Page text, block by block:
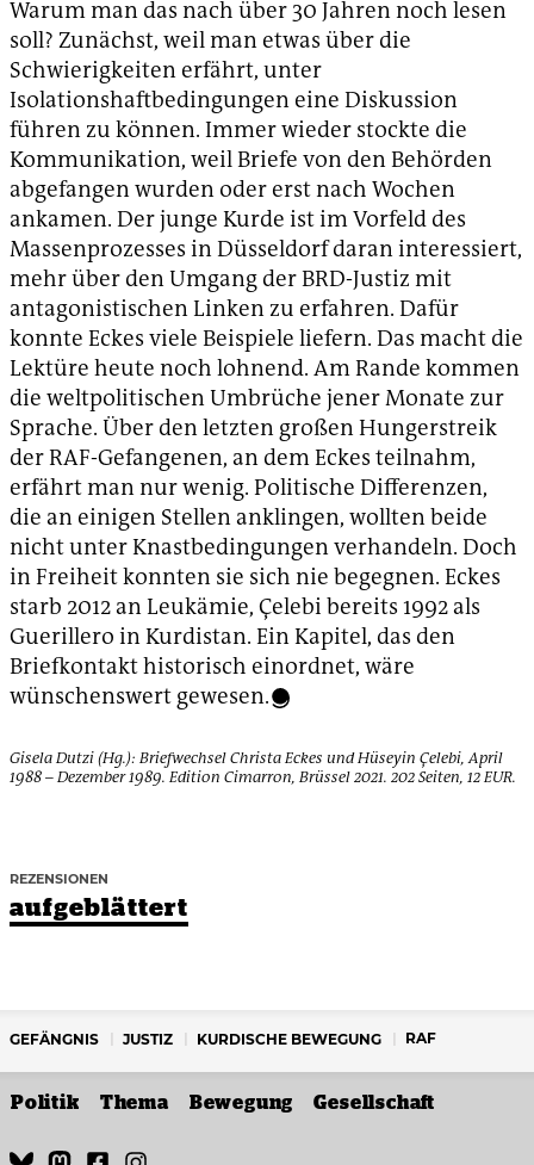
Warum man das nach über 30 Jahren noch lesen
soll? Zunächst, weil man etwas über die
Schwierigkeiten erfährt, unter
Isolationshaftbedingungen eine Diskussion
führen zu können. Immer wieder stockte die
Kommunikation, weil Briefe von den Behörden
abgefangen wurden oder erst nach Wochen
ankamen. Der junge Kurde ist im Vorfeld des
Massenprozesses in Düsseldorf daran interessiert,
mehr über den Umgang der BRD-Justiz mit
antagonistischen Linken zu erfahren. Dafür
konnte Eckes viele Beispiele liefern. Das macht die
Lektüre heute noch lohnend. Am Rande kommen
die weltpolitischen Umbrüche jener Monate zur
Sprache. Über den letzten großen Hungerstreik
der RAF-Gefangenen, an dem Eckes teilnahm,
erfährt man nur wenig. Politische Differenzen,
die an einigen Stellen anklingen, wollten beide
nicht unter Knastbedingungen verhandeln. Doch
in Freiheit konnten sie sich nie begegnen. Eckes
starb 2012 an Leukämie, Çelebi bereits 1992 als
Guerillero in Kurdistan. Ein Kapitel, das den
Briefkontakt historisch einordnet, wäre
wünschenswert gewesen.
Gisela Dutzi (Hg.): Briefwechsel Christa Eckes und Hüseyin Çelebi, April
1988 – Dezember 1989. Edition Cimarron, Brüssel 2021. 202 Seiten, 12 EUR.
REZENSIONEN
aufgeblättert
GEFÄNGNIS JUSTIZ KURDISCHE BEWEGUNG RAF
Politik Thema Bewegung Gesellschaft